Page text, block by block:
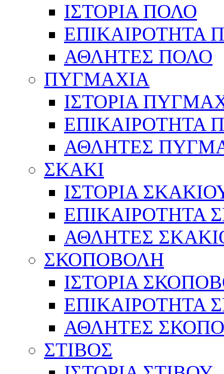
ΙΣΤΟΡΙΑ ΠΟΛΟ
ΕΠΙΚΑΙΡΟΤΗΤΑ
ΑΘΛΗΤΕΣ ΠΟΛΟ
ΠΥΓΜΑΧΙΑ
ΙΣΤΟΡΙΑ
ΕΠΙΚΑΙΡΟΤΗΤΑ
ΑΘΛΗΤΕΣ
ΣΚΑΚΙ
ΙΣΤΟΡΙΑ
ΕΠΙΚΑΙΡΟΤΗΤΑ
ΑΘΛΗΤΕΣ
ΣΚΟΠΟΒΟΛΗ
ΙΣΤΟΡΙΑ
ΕΠΙΚΑΙΡΟΤΗΤΑ
ΑΘΛΗΤΕΣ
ΣΤΙΒΟΣ